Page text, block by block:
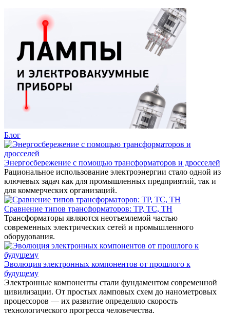
Блог
Энергосбережение с помощью трансформаторов и дросселей
Рациональное использование электроэнергии стало одной из
ключевых задач как для промышленных предприятий, так и
для коммерческих организаций.
Сравнение типов трансформаторов: ТР, ТС, ТН
Трансформаторы являются неотъемлемой частью
современных электрических сетей и промышленного
оборудования.
Эволюция электронных компонентов от прошлого к
будущему
Электронные компоненты стали фундаментом современной
цивилизации. От простых ламповых схем до нанометровых
процессоров — их развитие определяло скорость
технологического прогресса человечества.